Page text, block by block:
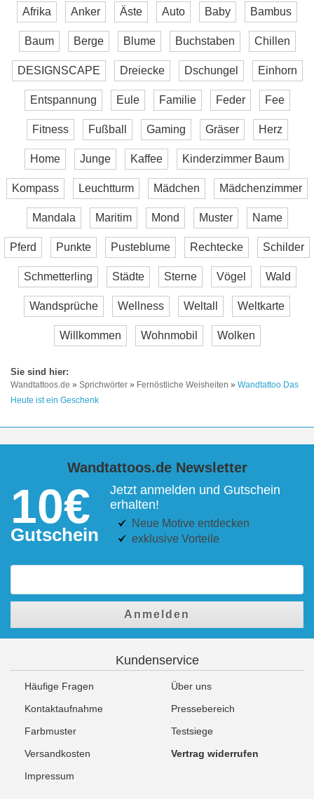
Afrika Anker Äste Auto Baby Bambus
Baum Berge Blume Buchstaben Chillen
DESIGNSCAPE Dreiecke Dschungel Einhorn
Entspannung Eule Familie Feder Fee
Fitness Fußball Gaming Gräser Herz
Home Junge Kaffee Kinderzimmer Baum
Kompass Leuchtturm Mädchen Mädchenzimmer
Mandala Maritim Mond Muster Name
Pferd Punkte Pusteblume Rechtecke Schilder
Schmetterling Städte Sterne Vögel Wald
Wandsprüche Wellness Weltall Weltkarte
Willkommen Wohnmobil Wolken
Wandtattoos.de » Sprichwörter » Fernöstliche Weisheiten » Wandtattoo Das
Heute ist ein Geschenk
Wandtattoos.de Newsletter
10€
Gutschein
Jetzt anmelden und Gutschein
erhalten!
Neue Motive entdecken
exklusive Vorteile
Anmelden
Kundenservice
Häufige Fragen
Über uns
Kontaktaufnahme
Pressebereich
Farbmuster
Testsiege
Versandkosten
Vertrag widerrufen
Impressum